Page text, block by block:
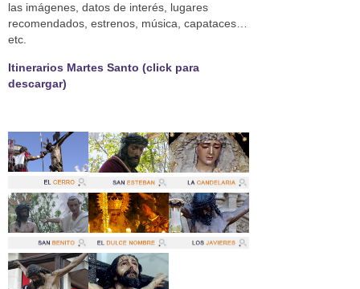
las imágenes, datos de interés, lugares
recomendados, estrenos, música, capataces…
etc.
Itinerarios Martes Santo (click para
descargar)